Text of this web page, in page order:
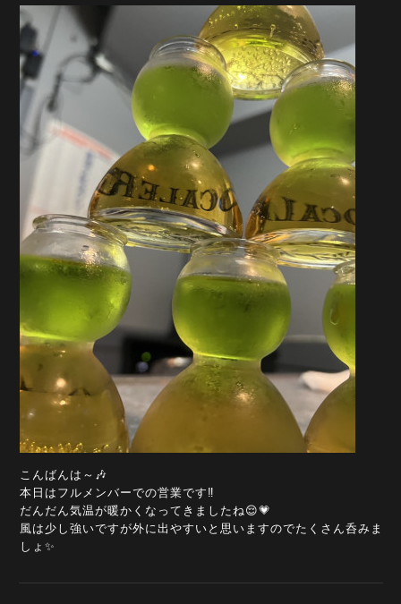
こんばんは～🎶
本日はフルメンバーでの営業です‼️
だんだん気温が暖かくなってきましたね😌💗
風は少し強いですが外に出やすいと思いますのでたくさん呑みま
しょ✨